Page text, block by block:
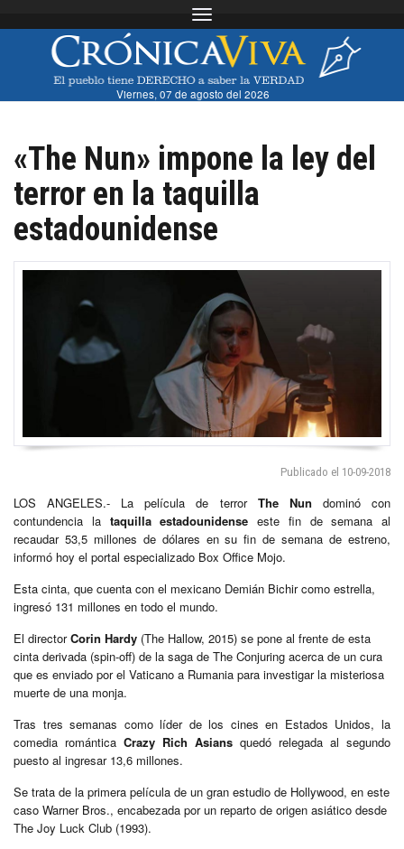
Toggle navigation
Viernes, 07 de agosto del 2026
«The Nun» impone la ley del
terror en la taquilla
estadounidense
Publicado el 10-09-2018
LOS ANGELES.- La película de terror The Nun dominó con
contundencia la taquilla estadounidense este fin de semana al
recaudar 53,5 millones de dólares en su fin de semana de estreno,
informó hoy el portal especializado Box Office Mojo.
Esta cinta, que cuenta con el mexicano Demián Bichir como estrella,
ingresó 131 millones en todo el mundo.
El directorCorin Hardy (The Hallow, 2015) se pone al frente de esta
cinta derivada (spin-off) de la saga de The Conjuring acerca de un cura
que es enviado por el Vaticano a Rumania para investigar la misteriosa
muerte de una monja.
Tras tres semanas como líder de los cines en Estados Unidos, la
comedia romántica Crazy Rich Asians quedó relegada al segundo
puesto al ingresar 13,6 millones.
Se trata de la primera película de un gran estudio de Hollywood, en este
caso Warner Bros., encabezada por un reparto de origen asiático desde
The Joy Luck Club (1993).